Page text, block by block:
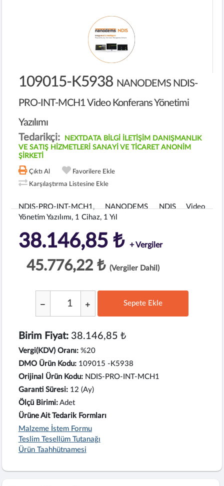
109015-K5938 NANODEMS NDIS-
PRO-INT-MCH1 Video Konferans Yönetimi
Yazılımı
Tedarikçi:
NEXTDATA BİLGİ İLETİŞİM DANIŞMANLIK
VE SATIŞ HİZMETLERİ SANAYİ VE TİCARET ANONİM
ŞİRKETİ
Çıktı Al
Favorilere Ekle
Karşılaştırma Listesine Ekle
NDIS-PRO-INT-MCH1, NANODEMS NDIS Video
Yönetim Yazılımı, 1 Cihaz, 1 Yıl
38.146,85 ₺ + Vergiler
45.776,22 ₺ (Vergiler Dahil)
Sepete Ekle
Birim Fiyat:38.146,85 ₺
Vergi(KDV) Oranı: %20
DMO Ürün Kodu: 109015 -K5938
Orijinal Ürün Kodu: NDIS-PRO-INT-MCH1
Garanti Süresi: 12 (Ay)
Ölçü Birimi: Adet
Ürüne Ait Tedarik Formları
Malzeme İstem Formu
Teslim Tesellüm Tutanağı
Ürün Taahhütnamesi